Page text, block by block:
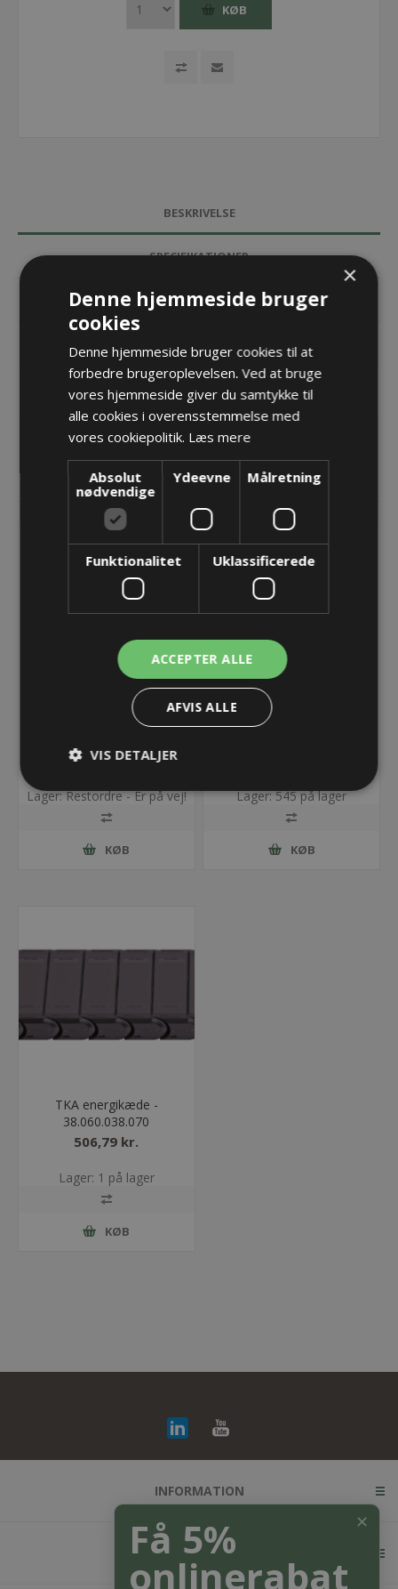
KØB
BESKRIVELSE
SPECIFIKATIONER
DOKUMENTER
KONTAKT OS
Endebeslag til TKA38 Universal Fix - Bredde = 38
RELATEREDE PRODUKTER
Endebeslag til TKA38
= 38
98,35 kr.
Lager: Restordre - Er på vej!
KØB
Rumdeler/Divider
Lager: 545 på lager
KØB
TKA energikæde -
38.060.038.070
506,79 kr.
Lager: 1 på lager
KØB
INFORMATION
KUNDESERVICE
✕
Få 5%
onlinerabat
×
Denne hjemmeside bruger
cookies
Denne hjemmeside bruger cookies til at
forbedre brugeroplevelsen. Ved at bruge
vores hjemmeside giver du samtykke til
alle cookies i overensstemmelse med
vores cookiepolitik. Læs mere
Absolut
nødvendige
Ydeevne Målretning
Funktionalitet Uklassificerede
ACCEPTER ALLE
AFVIS ALLE
VIS DETALJER